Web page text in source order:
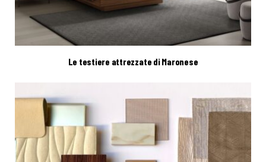
Le testiere attrezzate di Maronese